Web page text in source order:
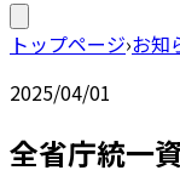
トップページ›お知
2025/04/01
全省庁統一